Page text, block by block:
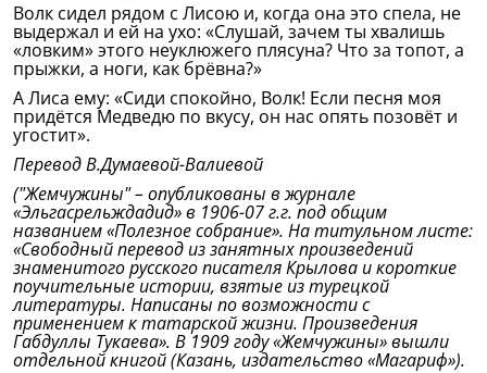
Волк сидел рядом с Лисою и, когда она это спела, не
выдержал и ей на ухо: «Слушай, зачем ты хвалишь
«ловким» этого неуклюжего плясуна? Что за топот, а
прыжки, а ноги, как брёвна?»
А Лиса ему: «Сиди спокойно, Волк! Если песня моя
придётся Медведю по вкусу, он нас опять позовёт и
угостит».
Перевод В.Думаевой-Валиевой
("Жемчужины" – опубликованы в журнале
«Эльгасрельждадид» в 1906-07 г.г. под общим
названием «Полезное собрание». На титульном листе:
«Свободный перевод из занятных произведений
знаменитого русского писателя Крылова и короткие
поучительные истории, взятые из турецкой
литературы. Написаны по возможности с
применением к татарской жизни. Произведения
Габдуллы Тукаева». В 1909 году «Жемчужины» вышли
отдельной книгой (Казань, издательство «Магариф»).